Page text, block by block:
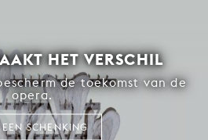
HET VERSCHIL
de toekomst van de
opera.
SCHENKING